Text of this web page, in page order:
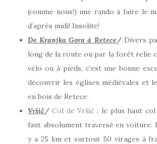
(comme nous!) une rando à faire le
d’après midi! Insolite!
De Kranjka Gora à Retece /Divers
long de la route ou par la forêt relie
vélo ou à pieds, c’est une bonne
découvrir les églises médiévales et
en bois de Retece.
Vršič / Col deVršič : le plus haut col
faut absolument traversé en voiture.
y a 25 km et surtout 50 virages à